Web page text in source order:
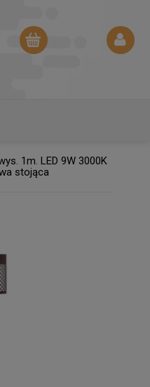
1m. LED 9W 3000K
stojąca